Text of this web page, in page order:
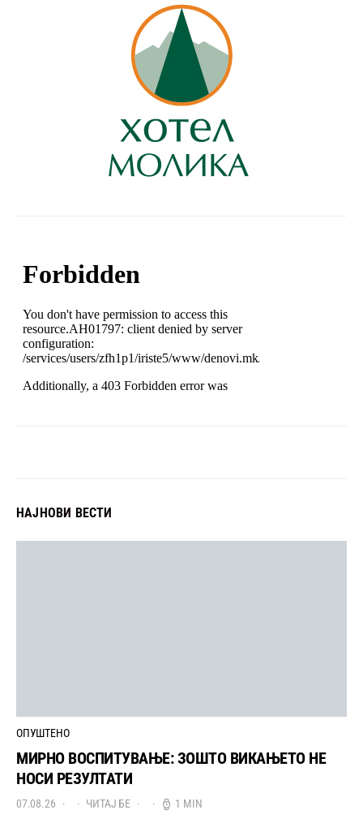
НАЈНОВИ ВЕСТИ
ОПУШТЕНО
МИРНО ВОСПИТУВАЊЕ: ЗОШТО ВИКАЊЕТО НЕ
НОСИ РЕЗУЛТАТИ
07.08.26 ЧИТАЈ БЕ 1 MIN